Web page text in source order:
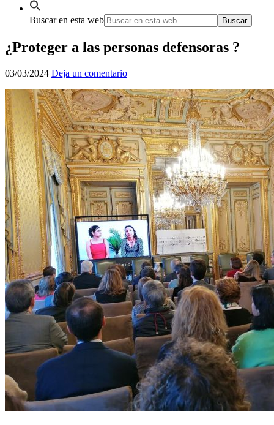
Buscar en esta web
¿Proteger a las personas defensoras ?
03/03/2024 Deja un comentario